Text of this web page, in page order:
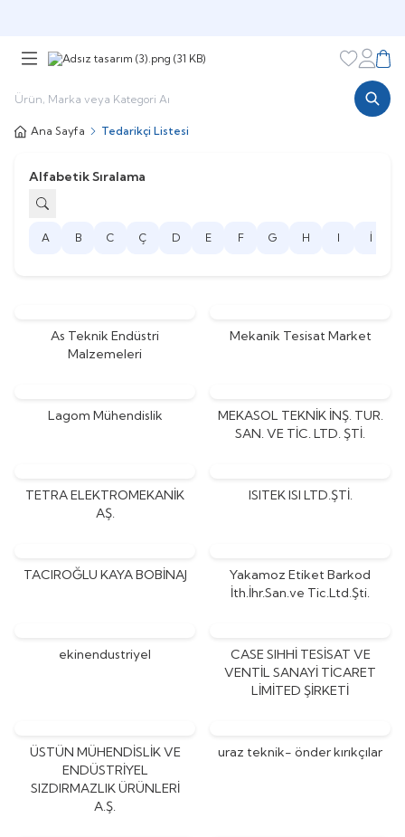
Favorilerim
Ana Sayfa Tedarikçi Listesi
Alfabetik Sıralama
A B C Ç D E F G H I İ
As Teknik Endüstri
Malzemeleri
Mekanik Tesisat Market
Lagom Mühendislik
MEKASOL TEKNİK İNŞ. TUR.
SAN. VE TİC. LTD. ŞTİ.
TETRA ELEKTROMEKANİK
AŞ.
ISITEK ISI LTD.ŞTİ.
TACIROĞLU KAYA BOBİNAJ
Yakamoz Etiket Barkod
İth.İhr.San.ve Tic.Ltd.Şti.
ekinendustriyel
CASE SIHHİ TESİSAT VE
VENTİL SANAYİ TİCARET
LİMİTED ŞİRKETİ
ÜSTÜN MÜHENDİSLİK VE
ENDÜSTRİYEL
SIZDIRMAZLIK ÜRÜNLERİ
A.Ş.
uraz teknik- önder kırıkçılar